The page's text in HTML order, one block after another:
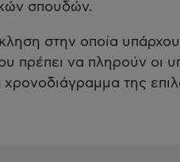
σπουδών.
στην οποία
πρέπει να πληρούν οι
της